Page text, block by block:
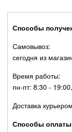
Способы
Самовывоз:
сегодня из
Время работы:
пн-пт: 8:30 -
Доставка
Способы